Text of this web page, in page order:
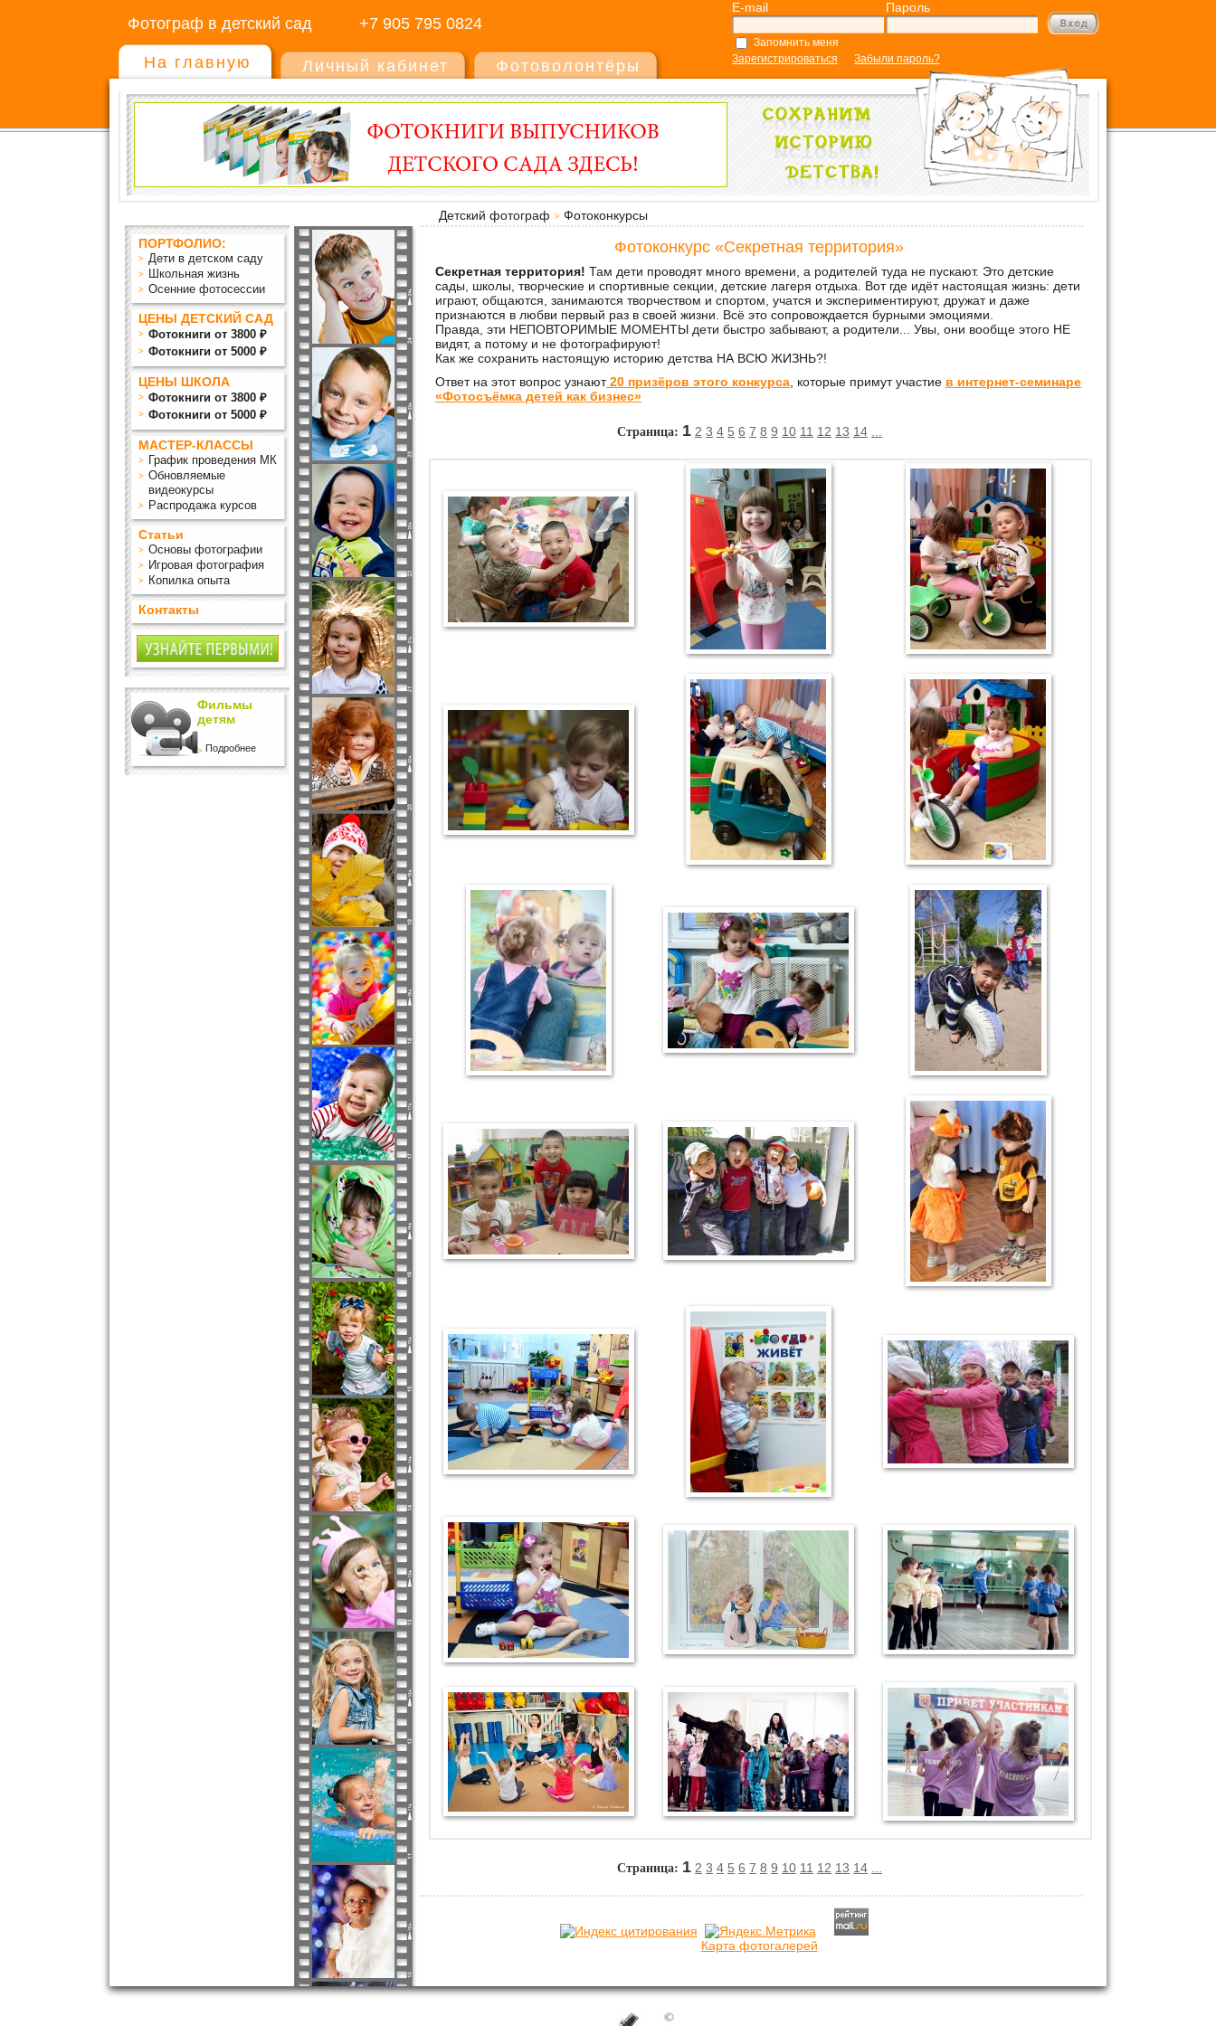
Фотограф в детский сад +7 905 795 0824
E-mail Пароль
Запомнить меня
Зарегистрироваться
Забыли пароль?
На главную Личный кабинет Фотоволонтёры
Детский фотограф
Фотоконкурсы
ПОРТФОЛИО:
Дети в детском саду
Школьная жизнь
Осенние фотосессии
ЦЕНЫ ДЕТСКИЙ САД
Фотокниги от 3800 ₽
Фотокниги от 5000 ₽
ЦЕНЫ ШКОЛА
Фотокниги от 3800 ₽
Фотокниги от 5000 ₽
МАСТЕР-КЛАССЫ
График проведения МК
Обновляемые
видеокурсы
Распродажа курсов
Статьи
Основы фотографии
Игровая фотография
Копилка опыта
Контакты
Фильмы
детям
Подробнее
Фотоконкурс «Секретная территория»
Секретная территория! Там дети проводят много времени, а родителей туда не пускают. Это детские
сады, школы, творческие и спортивные секции, детские лагеря отдыха. Вот где идёт настоящая жизнь: дети
играют, общаются, занимаются творчеством и спортом, учатся и экспериментируют, дружат и даже
признаются в любви первый раз в своей жизни. Всё это сопровождается бурными эмоциями.
Правда, эти НЕПОВТОРИМЫЕ МОМЕНТЫ дети быстро забывают, а родители... Увы, они вообще этого НЕ
видят, а потому и не фотографируют!
Как же сохранить настоящую историю детства НА ВСЮ ЖИЗНЬ?!
Ответ на этот вопрос узнают20 призёров этого конкурса , которые примут участие в интернет-семинаре
«Фотосъёмка детей как бизнес»
Страница: 1 2 3 4 5 6 7 8 9 10 11 12 13 14
Страница: 1 2 3 4 5 6 7 8 9 10 11 12 13 14
Карта фотогалерей